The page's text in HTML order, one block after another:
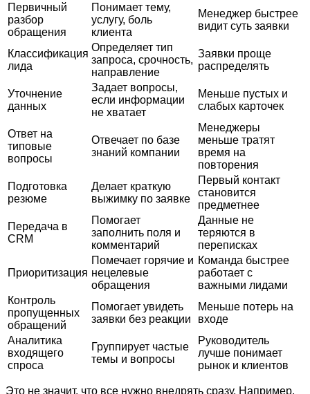
Первичный
разбор
обращения
Понимает тему,
услугу, боль
клиента
Менеджер быстрее
видит суть заявки
Классификация
лида
Определяет тип
запроса, срочность,
направление
Заявки проще
распределять
Уточнение
данных
Задает вопросы,
если информации
не хватает
Меньше пустых и
слабых карточек
Ответ на
типовые
вопросы
Отвечает по базе
знаний компании
Менеджеры
меньше тратят
время на
повторения
Подготовка
резюме
Делает краткую
выжимку по заявке
Первый контакт
становится
предметнее
Передача в
CRM
Помогает
заполнить поля и
комментарий
Данные не
теряются в
переписках
Приоритизация
Помечает горячие и
нецелевые
обращения
Команда быстрее
работает с
важными лидами
Контроль
пропущенных
обращений
Помогает увидеть
заявки без реакции
Меньше потерь на
входе
Аналитика
входящего
спроса
Группирует частые
темы и вопросы
Руководитель
лучше понимает
рынок и клиентов
Это не значит, что все нужно внедрять сразу. Например,